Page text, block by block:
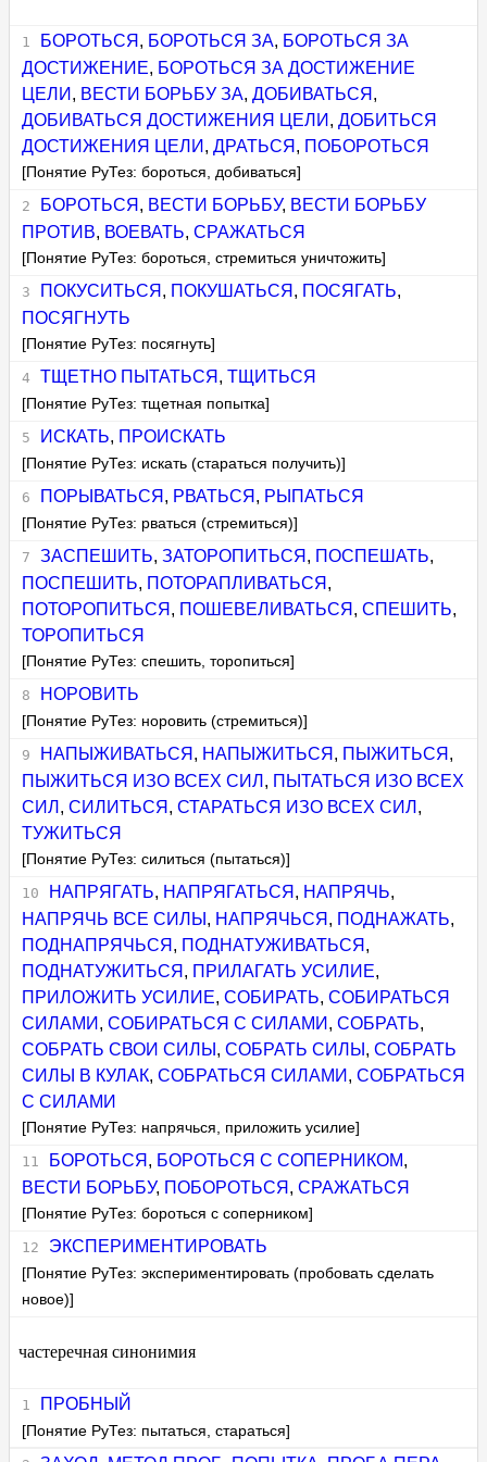
БОРОТЬСЯ , БОРОТЬСЯ ЗА, БОРОТЬСЯ ЗА
ДОСТИЖЕНИЕ, БОРОТЬСЯ ЗА ДОСТИЖЕНИЕ
ЦЕЛИ , ВЕСТИ БОРЬБУ ЗА,ДОБИВАТЬСЯ ,
ДОБИВАТЬСЯ ДОСТИЖЕНИЯ ЦЕЛИ ,ДОБИТЬСЯ
ДОСТИЖЕНИЯ ЦЕЛИ ,ДРАТЬСЯ , ПОБОРОТЬСЯ
[Понятие РуТез: бороться, добиваться]
БОРОТЬСЯ , ВЕСТИ БОРЬБУ, ВЕСТИ БОРЬБУ
ПРОТИВ, ВОЕВАТЬ,СРАЖАТЬСЯ
[Понятие РуТез: бороться, стремиться уничтожить]
ПОКУСИТЬСЯ , ПОКУШАТЬСЯ , ПОСЯГАТЬ,
ПОСЯГНУТЬ
[Понятие РуТез: посягнуть]
ТЩЕТНО ПЫТАТЬСЯ , ТЩИТЬСЯ
[Понятие РуТез: тщетная попытка]
ИСКАТЬ, ПРОИСКАТЬ
[Понятие РуТез: искать (стараться получить)]
ПОРЫВАТЬСЯ , РВАТЬСЯ , РЫПАТЬСЯ
[Понятие РуТез: рваться (стремиться)]
ЗАСПЕШИТЬ, ЗАТОРОПИТЬСЯ , ПОСПЕШАТЬ,
ПОСПЕШИТЬ, ПОТОРАПЛИВАТЬСЯ ,
ПОТОРОПИТЬСЯ , ПОШЕВЕЛИВАТЬСЯ ,СПЕШИТЬ,
ТОРОПИТЬСЯ
[Понятие РуТез: спешить, торопиться]
НОРОВИТЬ
[Понятие РуТез: норовить (стремиться)]
НАПЫЖИВАТЬСЯ , НАПЫЖИТЬСЯ , ПЫЖИТЬСЯ ,
ПЫЖИТЬСЯ ИЗО ВСЕХ СИЛ , ПЫТАТЬСЯ ИЗО ВСЕХ
СИЛ ,СИЛИТЬСЯ ,СТАРАТЬСЯ ИЗО ВСЕХ СИЛ ,
ТУЖИТЬСЯ
[Понятие РуТез: силиться (пытаться)]
НАПРЯГАТЬ, НАПРЯГАТЬСЯ , НАПРЯЧЬ,
НАПРЯЧЬ ВСЕ СИЛЫ , НАПРЯЧЬСЯ , ПОДНАЖАТЬ,
ПОДНАПРЯЧЬСЯ , ПОДНАТУЖИВАТЬСЯ ,
ПОДНАТУЖИТЬСЯ , ПРИЛАГАТЬ УСИЛИЕ,
ПРИЛОЖИТЬ УСИЛИЕ,СОБИРАТЬ,СОБИРАТЬСЯ
СИЛАМИ ,СОБИРАТЬСЯ С СИЛАМИ ,СОБРАТЬ,
СОБРАТЬ СВОИ СИЛЫ ,СОБРАТЬ СИЛЫ ,СОБРАТЬ
СИЛЫ В КУЛАК,СОБРАТЬСЯ СИЛАМИ ,СОБРАТЬСЯ
С СИЛАМИ
[Понятие РуТез: напрячься, приложить усилие]
БОРОТЬСЯ , БОРОТЬСЯ С СОПЕРНИКОМ,
ВЕСТИ БОРЬБУ, ПОБОРОТЬСЯ ,СРАЖАТЬСЯ
[Понятие РуТез: бороться с соперником]
ЭКСПЕРИМЕНТИРОВАТЬ
[Понятие РуТез: экспериментировать (пробовать сделать
новое)]
частеречная синонимия
ПРОБНЫЙ
[Понятие РуТез: пытаться, стараться]